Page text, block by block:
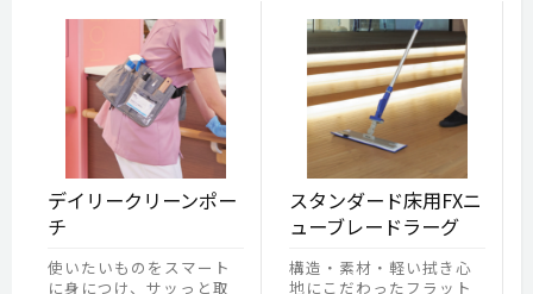
デイリークリーンポー
チ
使いたいものをスマート
に身につけ、サッっと取
スタンダード床用FXニ
ューブレードラーグ
構造・素材・軽い拭き心
地にこだわったフラット